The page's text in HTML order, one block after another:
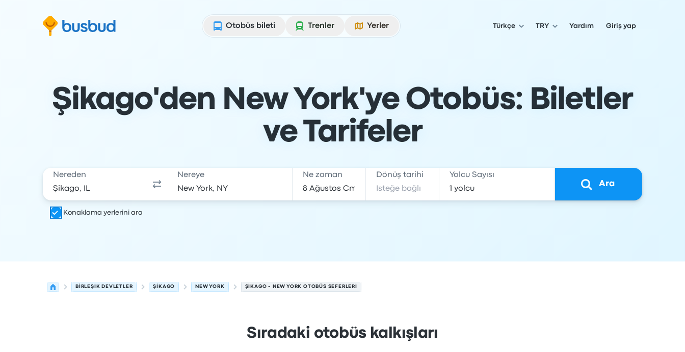
Otobüs bileti
Trenler Yerler Türkçe TRY Yardım Giriş yap
Şikago'den New York'ye Otobüs: Biletler
ve Tarifeler
Nereden Nereye Ne zaman Dönüş tarihi Yolcu Sayısı
Ara
Konaklama yerlerini ara
BIRLEŞIK DEVLETLER ŞIKAGO NEW YORK ŞIKAGO - NEW YORK OTOBÜS SEFERLERI
Sıradaki otobüs kalkışları